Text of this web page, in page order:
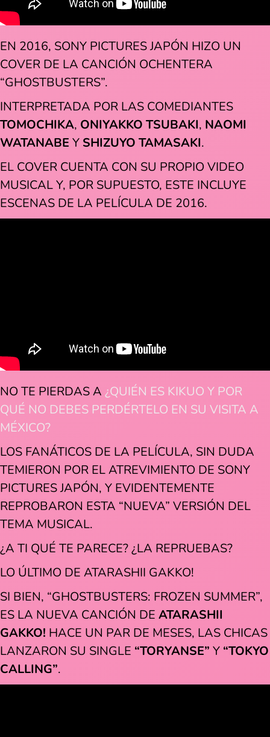
EN 2016, SONY PICTURES JAPÓN HIZO UN
COVER DE LA CANCIÓN OCHENTERA
“GHOSTBUSTERS”.
INTERPRETADA POR LAS COMEDIANTES
TOMOCHIKA, ONIYAKKO TSUBAKI, NAOMI
WATANABE Y SHIZUYO TAMASAKI.
EL COVER CUENTA CON SU PROPIO VIDEO
MUSICAL Y, POR SUPUESTO, ESTE INCLUYE
ESCENAS DE LA PELÍCULA DE 2016.
NO TE PIERDAS A ¿QUIÉN ES KIKUO Y POR
QUÉ NO DEBES PERDÉRTELO EN SU VISITA A
MÉXICO?
LOS FANÁTICOS DE LA PELÍCULA, SIN DUDA
TEMIERON POR EL ATREVIMIENTO DE SONY
PICTURES JAPÓN, Y EVIDENTEMENTE
REPROBARON ESTA “NUEVA” VERSIÓN DEL
TEMA MUSICAL.
¿A TI QUÉ TE PARECE? ¿LA REPRUEBAS?
LO ÚLTIMO DE ATARASHII GAKKO!
SI BIEN, “GHOSTBUSTERS: FROZEN SUMMER”,
ES LA NUEVA CANCIÓN DE ATARASHII
GAKKO! HACE UN PAR DE MESES, LAS CHICAS
LANZARON SU SINGLE “TORYANSE” Y “TOKYO
CALLING”.